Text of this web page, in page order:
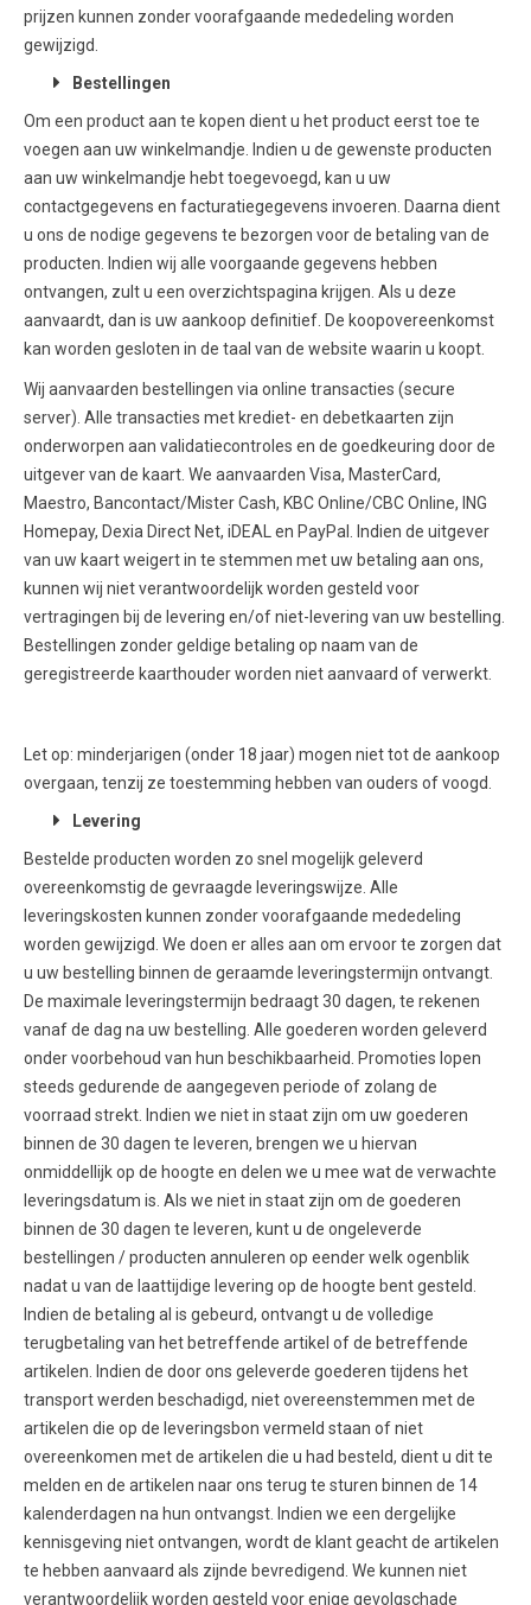
prijzen kunnen zonder voorafgaande mededeling worden
gewijzigd.
Bestellingen
Om een product aan te kopen dient u het product eerst toe te
voegen aan uw winkelmandje. Indien u de gewenste producten
aan uw winkelmandje hebt toegevoegd, kan u uw
contactgegevens en facturatiegegevens invoeren. Daarna dient
u ons de nodige gegevens te bezorgen voor de betaling van de
producten. Indien wij alle voorgaande gegevens hebben
ontvangen, zult u een overzichtspagina krijgen. Als u deze
aanvaardt, dan is uw aankoop definitief. De koopovereenkomst
kan worden gesloten in de taal van de website waarin u koopt.
Wij aanvaarden bestellingen via online transacties (secure
server). Alle transacties met krediet- en debetkaarten zijn
onderworpen aan validatiecontroles en de goedkeuring door de
uitgever van de kaart. We aanvaarden Visa, MasterCard,
Maestro, Bancontact/Mister Cash, KBC Online/CBC Online, ING
Homepay, Dexia Direct Net, iDEAL en PayPal. Indien de uitgever
van uw kaart weigert in te stemmen met uw betaling aan ons,
kunnen wij niet verantwoordelijk worden gesteld voor
vertragingen bij de levering en/of niet-levering van uw bestelling.
Bestellingen zonder geldige betaling op naam van de
geregistreerde kaarthouder worden niet aanvaard of verwerkt.
Let op: minderjarigen (onder 18 jaar) mogen niet tot de aankoop
overgaan, tenzij ze toestemming hebben van ouders of voogd.
Levering
Bestelde producten worden zo snel mogelijk geleverd
overeenkomstig de gevraagde leveringswijze. Alle
leveringskosten kunnen zonder voorafgaande mededeling
worden gewijzigd. We doen er alles aan om ervoor te zorgen dat
u uw bestelling binnen de geraamde leveringstermijn ontvangt.
De maximale leveringstermijn bedraagt 30 dagen, te rekenen
vanaf de dag na uw bestelling. Alle goederen worden geleverd
onder voorbehoud van hun beschikbaarheid. Promoties lopen
steeds gedurende de aangegeven periode of zolang de
voorraad strekt. Indien we niet in staat zijn om uw goederen
binnen de 30 dagen te leveren, brengen we u hiervan
onmiddellijk op de hoogte en delen we u mee wat de verwachte
leveringsdatum is. Als we niet in staat zijn om de goederen
binnen de 30 dagen te leveren, kunt u de ongeleverde
bestellingen / producten annuleren op eender welk ogenblik
nadat u van de laattijdige levering op de hoogte bent gesteld.
Indien de betaling al is gebeurd, ontvangt u de volledige
terugbetaling van het betreffende artikel of de betreffende
artikelen. Indien de door ons geleverde goederen tijdens het
transport werden beschadigd, niet overeenstemmen met de
artikelen die op de leveringsbon vermeld staan of niet
overeenkomen met de artikelen die u had besteld, dient u dit te
melden en de artikelen naar ons terug te sturen binnen de 14
kalenderdagen na hun ontvangst. Indien we een dergelijke
kennisgeving niet ontvangen, wordt de klant geacht de artikelen
te hebben aanvaard als zijnde bevredigend. We kunnen niet
verantwoordelijk worden gesteld voor enige gevolgschade